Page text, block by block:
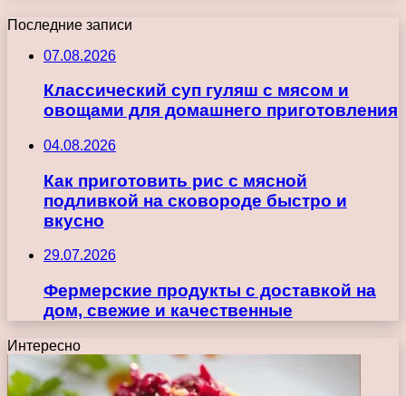
Последние записи
07.08.2026
Классический суп гуляш с мясом и
овощами для домашнего приготовления
04.08.2026
Как приготовить рис с мясной
подливкой на сковороде быстро и
вкусно
29.07.2026
Фермерские продукты с доставкой на
дом, свежие и качественные
Интересно